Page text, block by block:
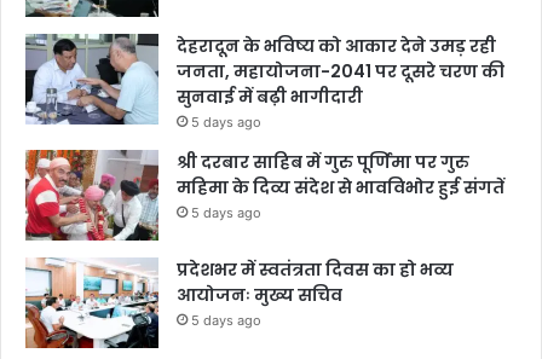
देहरादून के भविष्य को आकार देने उमड़ रही
जनता, महायोजना-2041 पर दूसरे चरण की
सुनवाई में बढ़ी भागीदारी
5 days ago
श्री दरबार साहिब में गुरु पूर्णिमा पर गुरु
महिमा के दिव्य संदेश से भावविभोर हुई संगतें
5 days ago
प्रदेशभर में स्वतंत्रता दिवस का हो भव्य
आयोजनः मुख्य सचिव
5 days ago